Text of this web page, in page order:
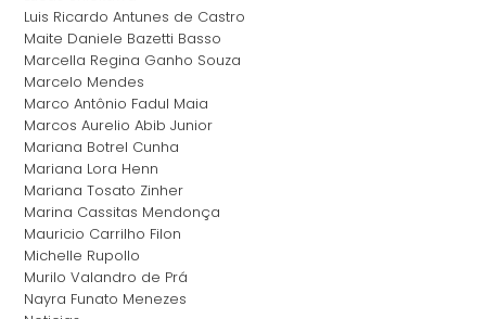
Luis Ricardo Antunes de Castro
Maite Daniele Bazetti Basso
Marcella Regina Ganho Souza
Marcelo Mendes
Marco Antônio Fadul Maia
Marcos Aurelio Abib Junior
Mariana Botrel Cunha
Mariana Lora Henn
Mariana Tosato Zinher
Marina Cassitas Mendonça
Mauricio Carrilho Filon
Michelle Rupollo
Murilo Valandro de Prá
Nayra Funato Menezes